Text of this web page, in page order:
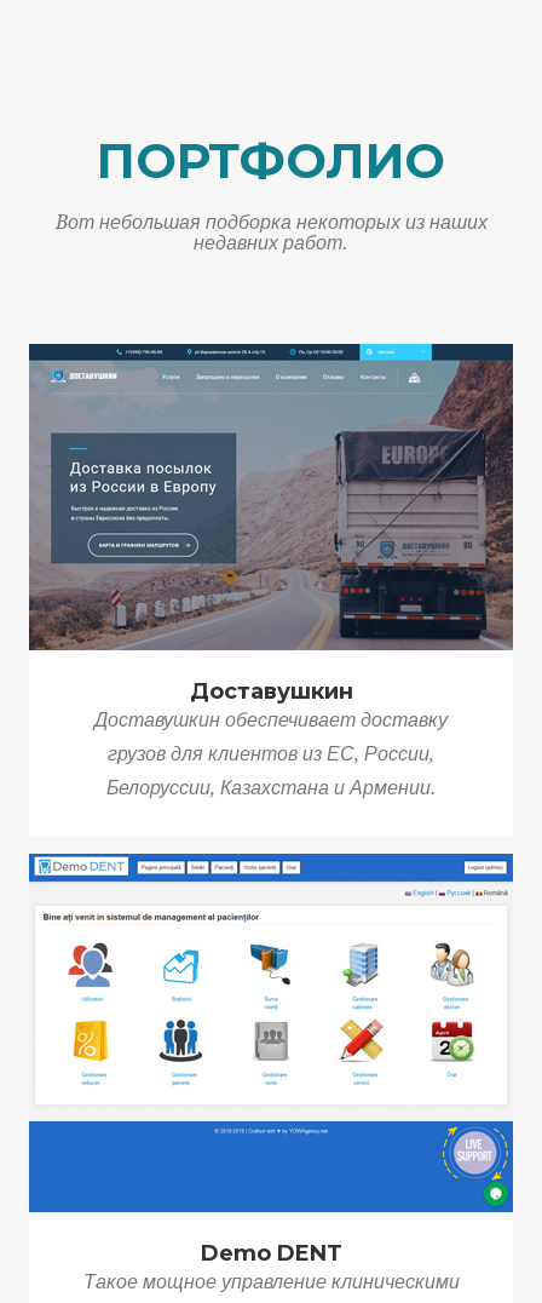
ПОРТФОЛИО
Bот небольшая подборка некоторых из наших
недавних работ.
Доставушкин
Доставушкин обеспечивает доставку
грузов для клиентов из ЕС, России,
Белоруссии, Казахстана и Армении.
Demo DENT
Такое мощное управление клиническими